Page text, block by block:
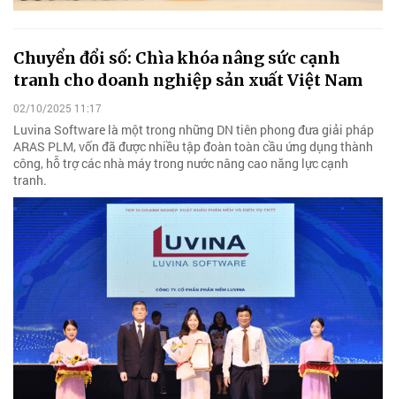
Chuyển đổi số: Chìa khóa nâng sức cạnh
tranh cho doanh nghiệp sản xuất Việt Nam
02/10/2025 11:17
Luvina Software là một trong những DN tiên phong đưa giải pháp
ARAS PLM, vốn đã được nhiều tập đoàn toàn cầu ứng dụng thành
công, hỗ trợ các nhà máy trong nước nâng cao năng lực cạnh
tranh.